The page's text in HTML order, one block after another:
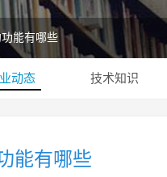
能有哪些
动态 技术知识
能有哪些